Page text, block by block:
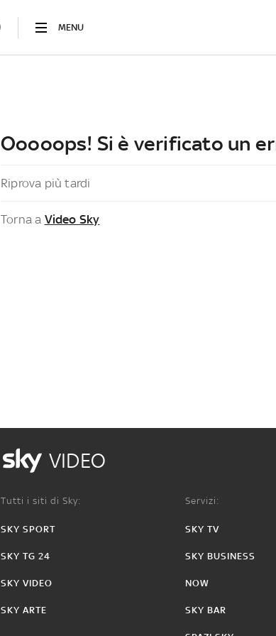
MENU
Ooooops! Si è verificato un
Riprova più tardi
Torna a Video Sky
VIDEO
Tutti i siti di Sky:
SKY SPORT
SKY TG 24
SKY VIDEO
SKY ARTE
Servizi:
SKY TV
SKY BUSINESS
NOW
SKY BAR